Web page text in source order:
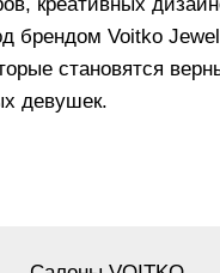
брендом Voitko
становятся
девушек.